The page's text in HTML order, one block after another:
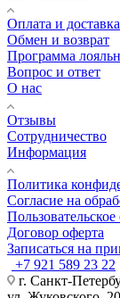
Оплата и доставка
Обмен и возврат
Программа
Вопрос и ответ
О нас
Отзывы
Сотрудничество
Информация
Политика
Согласие на
Договор оферта
Записаться на
+7 921 589 23 22
г. Санкт-